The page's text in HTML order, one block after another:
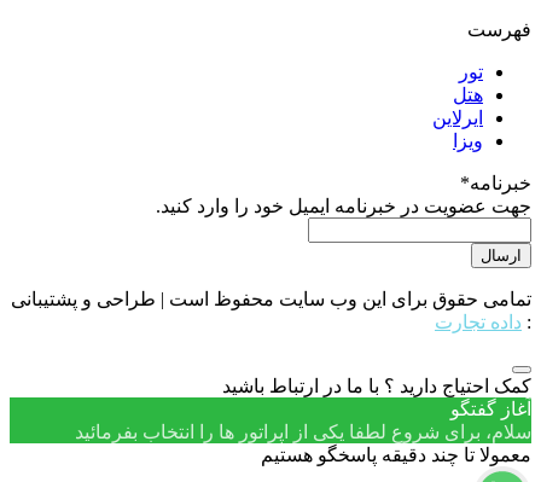
فهرست
تور
هتل
ایرلاین
ویزا
خبرنامه*
جهت عضویت در خبرنامه ایمیل خود را وارد کنید.
تمامی حقوق برای این وب سایت محفوظ است | طراحی و پشتیبانی
: داده تجارت
کمک احتیاج دارید ؟ با ما در ارتباط باشید
آغاز گفتگو
سلام، برای شروع لطفا یکی از اپراتور ها را انتخاب بفرمائید
معمولا تا چند دقیقه پاسخگو هستیم